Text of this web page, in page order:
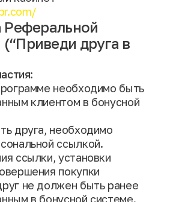
Реферальной
друга в
необходимо быть
клиентом в бонусной
друга, необходимо
ссылкой.
ссылки, установки
покупки
не должен быть ранее
в бонусной системе.